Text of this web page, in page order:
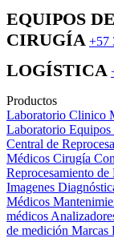
EQUIPOS
CIRUGÍA +57
LOGÍSTICA
Productos
Laboratorio Clinico
Laboratorio Equipos
Central de
Médicos Cirugía
Reprocesamiento
Imagenes
Médicos
médicos
de medición Marcas